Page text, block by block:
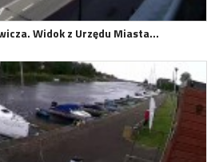
Widok z Urzędu Miasta…